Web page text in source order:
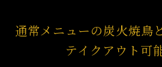
通常メニューの炭火焼鳥
テイクアウト可